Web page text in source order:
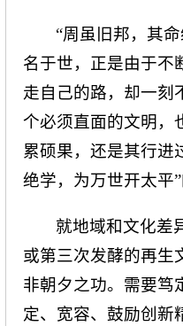
“周虽旧邦，其
名于世，正是由于不
走自己的路，却一刻
个必须直面的文明，
累硕果，还是其行进
绝学，为万世开太平
就地域和文化差
或第三次发酵的再生
非朝夕之功。需要笃
定、宽容、鼓励创新